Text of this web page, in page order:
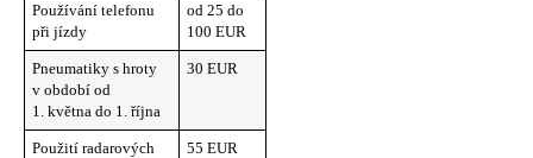
Používání telefonu
při jízdy
od 25 do
100 EUR
Pneumatiky s hroty
v období od
1. května do 1. října
30 EUR
Použití radarových
55 EUR